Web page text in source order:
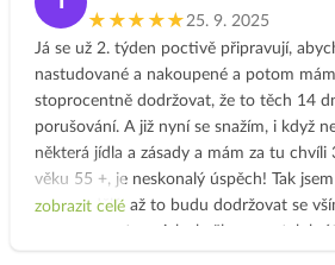
★★★★★25. 9. 2025
Já se už 2. týden poctivě připravují,
nastudované a nakoupené a potom
stoprocentně dodržovat, že to těch 14
porušování. A již nyní se snažím, i když
některá jídla a zásady a mám za tu chvíli
věku 55 +, je neskonalý úspěch! Tak
mnou udělá, až to budu dodržovat se
zobrazit celé